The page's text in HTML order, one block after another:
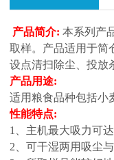
产品简介: 本系列产
取样。产品适用于简
设点清扫除尘、投放
产品用途:
适用粮食品种包括小
性能特点:
1、主机最大吸力可达
2、可干湿两用吸尘与